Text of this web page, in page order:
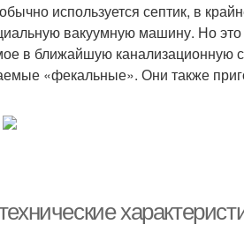
используется септик, в
вакуумную машину. Но
в ближайшую канализационную
«фекальные». Они также